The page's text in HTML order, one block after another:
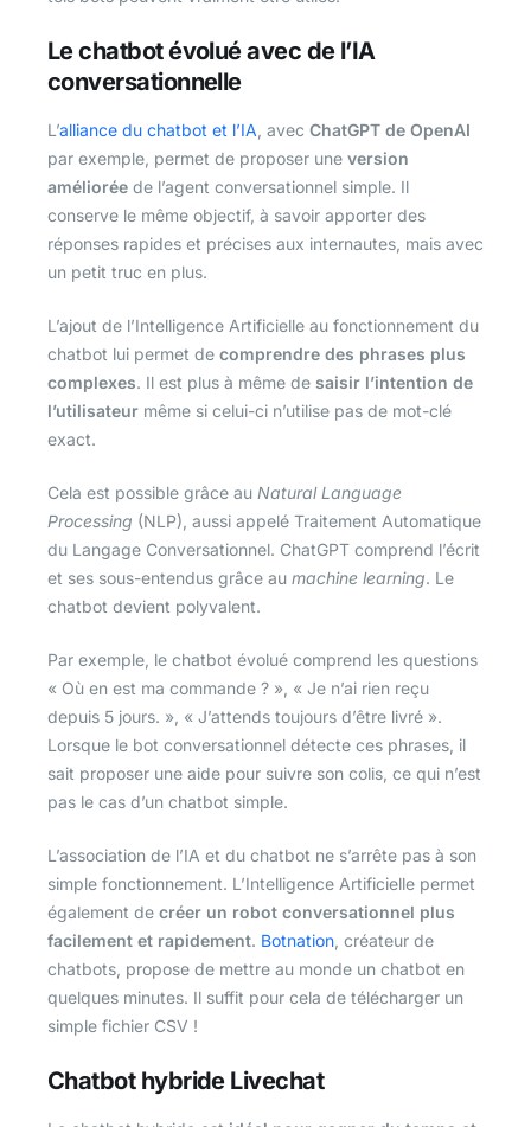
Le chatbot évolué avec de l’IA
conversationnelle
L’alliance du chatbot et l’IA , avec ChatGPT de OpenAI
par exemple, permet de proposer une version
améliorée de l’agent conversationnel simple. Il
conserve le même objectif, à savoir apporter des
réponses rapides et précises aux internautes, mais avec
un petit truc en plus.
L’ajout de l’Intelligence Artificielle au fonctionnement du
chatbot lui permet de comprendre des phrases plus
complexes. Il est plus à même de saisir l’intention de
l’utilisateur même si celui-ci n’utilise pas de mot-clé
exact.
Cela est possible grâce au Natural Language
Processing (NLP), aussi appelé Traitement Automatique
du Langage Conversationnel. ChatGPT comprend l’écrit
et ses sous-entendus grâce au machine learning. Le
chatbot devient polyvalent.
Par exemple, le chatbot évolué comprend les questions
« Où en est ma commande ? », « Je n’ai rien reçu
depuis 5 jours. », « J’attends toujours d’être livré ».
Lorsque le bot conversationnel détecte ces phrases, il
sait proposer une aide pour suivre son colis, ce qui n’est
pas le cas d’un chatbot simple.
L’association de l’IA et du chatbot ne s’arrête pas à son
simple fonctionnement. L’Intelligence Artificielle permet
également de créer un robot conversationnel plus
facilement et rapidement. Botnation , créateur de
chatbots, propose de mettre au monde un chatbot en
quelques minutes. Il suffit pour cela de télécharger un
simple fichier CSV !
Chatbot hybride Livechat